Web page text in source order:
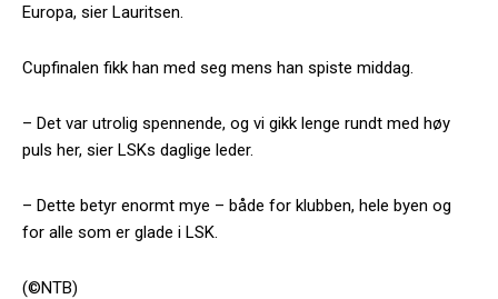
Europa, sier Lauritsen.
Cupfinalen fikk han med seg mens han spiste middag.
– Det var utrolig spennende, og vi gikk lenge rundt med høy
puls her, sier LSKs daglige leder.
– Dette betyr enormt mye – både for klubben, hele byen og
for alle som er glade i LSK.
(©NTB)